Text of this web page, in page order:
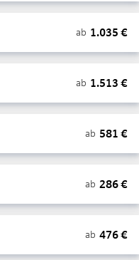
ab 1.035 €
ab 1.513 €
ab 581 €
ab 286€
ab 476€